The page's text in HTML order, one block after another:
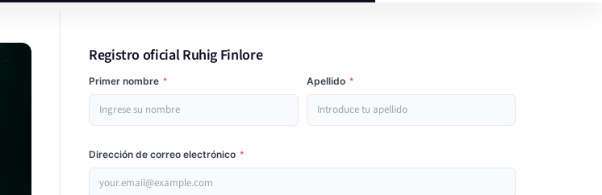
Registro oficial Ruhig Finlore
Primer nombre * Apellido *
Dirección de correo electrónico *